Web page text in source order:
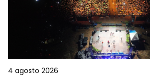
4 agosto 2026